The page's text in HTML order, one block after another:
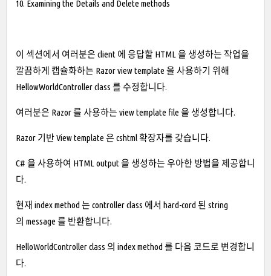
10. Examining the Details and Delete methods
이 섹션에서 여러분은 client 에 응답할 HTML 을 생성하는 작업을
깔끔하게 캡슐화하는 Razor view template 을 사용하기 위해
HellowWorldController class 를 수정합니다.
여러분은 Razor 를 사용하는 view template file 을 생성합니다.
Razor 기반 View template 은 cshtml 확장자를 갖습니다.
C# 을 사용하여 HTML output 을 생성하는 우아한 방법을 제공합니
다.
현재 index method 는 controller class 에서 hard-cord 된 string
의 message 를 반환합니다.
HelloWorldController class 의 index method 를 다음 코드로 변경합니
다.